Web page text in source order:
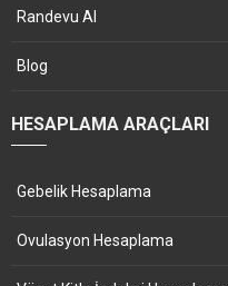
Randevu Al
Blog
HESAPLAMA ARAÇLARI
Gebelik Hesaplama
Ovulasyon Hesaplama